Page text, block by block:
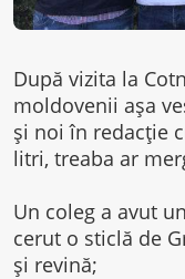
După vizita la
moldovenii așa
și noi în redacție
litri, treaba ar
Un coleg a avut
cerut o sticlă de
și revină;